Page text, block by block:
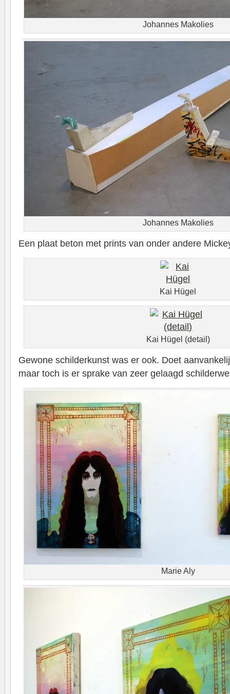
Johannes Makolies
Johannes Makolies
Een plaat beton met prints van onder andere
Kai Hügel
Kai Hügel (detail)
Gewone schilderkunst was er ook. Doet
maar toch is er sprake van zeer gelaagd
Marie Aly